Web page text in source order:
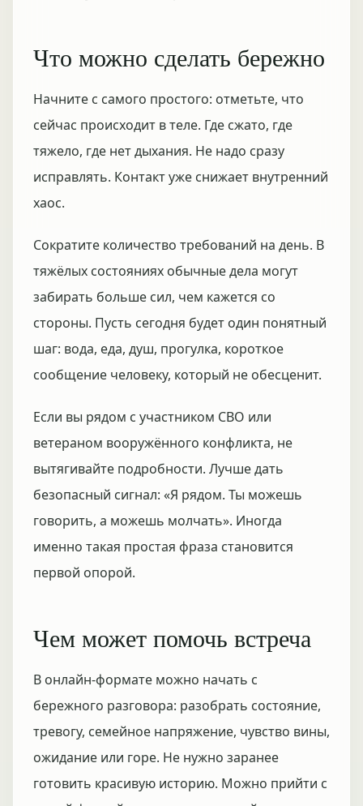
Что можно сделать бережно
Начните с самого простого: отметьте, что
сейчас происходит в теле. Где сжато, где
тяжело, где нет дыхания. Не надо сразу
исправлять. Контакт уже снижает внутренний
хаос.
Сократите количество требований на день. В
тяжёлых состояниях обычные дела могут
забирать больше сил, чем кажется со
стороны. Пусть сегодня будет один понятный
шаг: вода, еда, душ, прогулка, короткое
сообщение человеку, который не обесценит.
Если вы рядом с участником СВО или
ветераном вооружённого конфликта, не
вытягивайте подробности. Лучше дать
безопасный сигнал: «Я рядом. Ты можешь
говорить, а можешь молчать». Иногда
именно такая простая фраза становится
первой опорой.
Чем может помочь встреча
В онлайн-формате можно начать с
бережного разговора: разобрать состояние,
тревогу, семейное напряжение, чувство вины,
ожидание или горе. Не нужно заранее
готовить красивую историю. Можно прийти с